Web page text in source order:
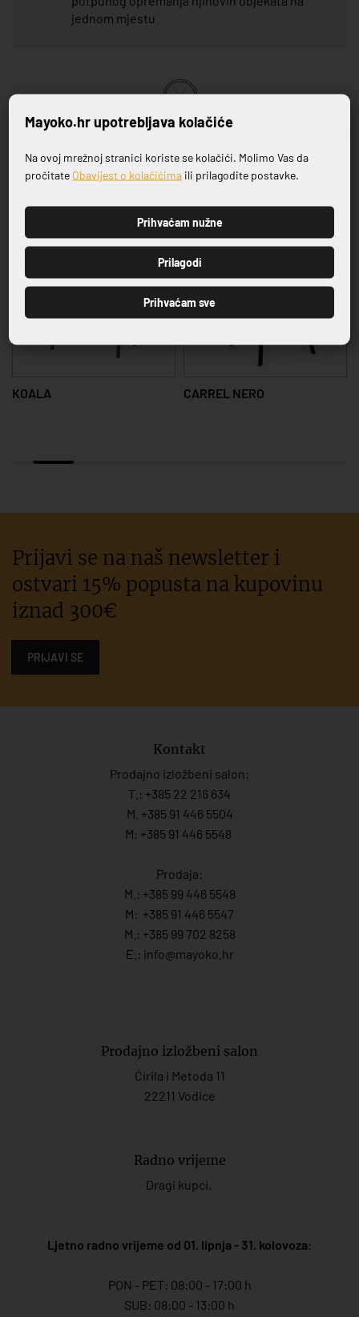
jednom mjestu
VRHUNSKA KVALITETA PROIZVODA
Povezani proizvodi
KOALA CARREL NERO
Prijavi se na naš newsletter i
ostvari 15% popusta na kupovinu
iznad 300€
PRIJAVI SE
Kontakt
Prodajno izložbeni salon:
T.: +385 22 216 634
M. +385 91 446 5504
M: +385 91 446 5548
Prodaja:
M.: +385 99 446 5548
M: +385 91 446 5547
M.: +385 99 702 8258
E.: info@mayoko. hr
Prodajno izložbeni salon
Ćirila i Metoda 11
22211 Vodice
Radno vrijeme
Dragi kupci,
Ljetno radno vrijeme od 01. lipnja - 31. kolovoza:
PON - PET: 08:00 - 17:00 h
SUB: 08:00 - 13:00 h
Prijavite se na naš newsletter
PRIJAVI SE
Mayoko.hr upotrebljava kolačiće
Na ovoj mrežnoj stranici koriste se kolačići. Molimo Vas da
pročitate Obavijest o kolačićima ili prilagodite postavke.
Prihvaćam nužne
Prilagodi
Prihvaćam sve